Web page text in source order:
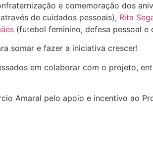
e comemoração dos
de cuidados pessoais), Rita
(futebol feminino, defesa pessoal e
somar e fazer a iniciativa crescer!
em colaborar com o projeto,
Amaral pelo apoio e incentivo ao